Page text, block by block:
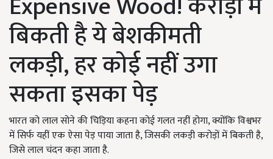
बिकती है ये बेशकीमती
लकड़ी, हर कोई नहीं उगा
सकता इसका पेड़
भारत को लाल सोने की चिड़िया कहना कोई गलत नहीं होगा, क्योंकि विश्वभर
में सिर्फ यहीं एक ऐसा पेड़ पाया जाता है, जिसकी लकड़ी करोड़ों में बिकती है,
जिसे लाल चंदन कहा जाता है.